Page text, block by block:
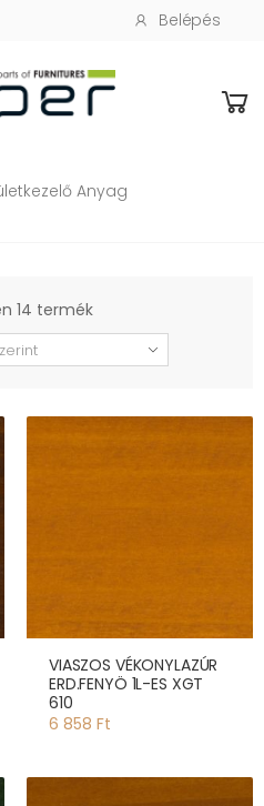
Belépés
menu
Anyag
14 termék
VIASZOS VÉKONYLAZÚR
ERD.FENYÖ 1L-ES XGT
610
6 858 Ft